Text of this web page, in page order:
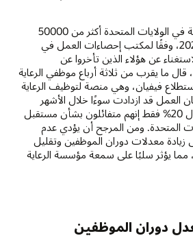
خسر مجال الرعاية الصحية في الولايات المتحدة أكثر من 50000
موظف شهريًا في عام 2022، وفقًا لمكتب إحصاءات العمل في
عن هؤلاء الذين تأخروا عن
المستقبل. في عام 2021، قال ما يقرب من ثلاثة أرباع موظفي الرعاية
فيفيان، وهي منصة لتوظيف الرعاية
العمل قد ازدادت سوءًا خلال الأشهر
الاثني عشر الماضية، وقال 20% فقط إنهم متفائلون بشأن مستقبل
المتحدة. ومن المرجح أن يؤدي عدم
زيادة معدلات دوران الموظفين وتقليل
يؤثر سلبًا على سمعة مؤسسة الرعاية